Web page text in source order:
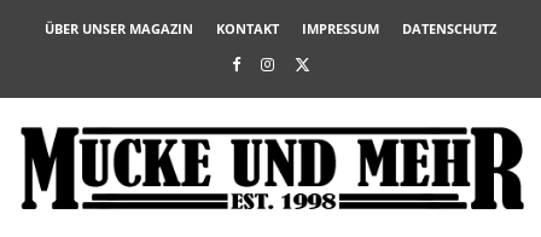
ÜBER UNSER MAGAZIN KONTAKT IMPRESSUM DATENSCHUTZ